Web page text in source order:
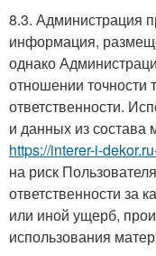
8.3. Администрация
информация,
однако
отношении точности
ответственности.
и данных из состава
https://interer-i-
на риск
ответственности за
или иной ущерб,
использования